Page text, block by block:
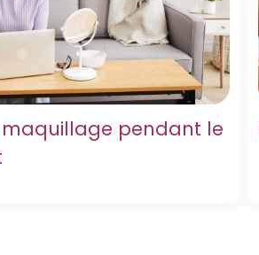
maquillage pendant le